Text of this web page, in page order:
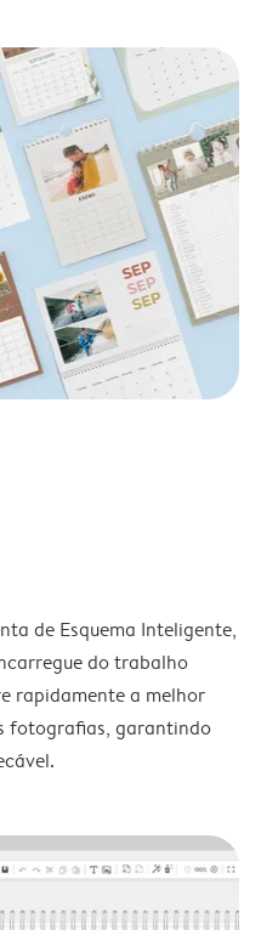
de Esquema Inteligente,
do trabalho
rapidamente a melhor
fotografias, garantindo